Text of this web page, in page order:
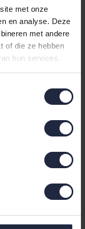
met onze
en analyse. Deze
met andere
of die ze hebben
hun services.
bij jou?
molton lastig
keuzehulp
. Deze biedt
vocht en vuil en
en/of hevig
is waterdicht en
geluid van